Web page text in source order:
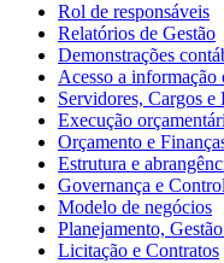
Rol de responsáveis
Relatórios de Gestão
Demonstrações
Acesso a informação
Servidores, Cargos e
Execução
Orçamento e
Estrutura e
Governança e
Modelo de negócios
Planejamento,
Licitação e Contratos